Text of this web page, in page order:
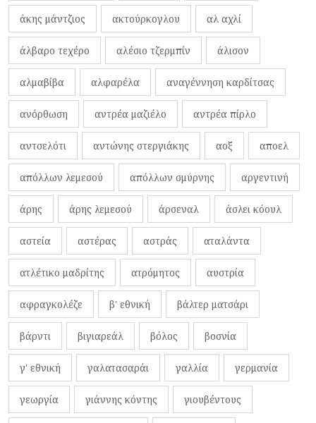
άκης μάντζιος ακτούρκογλου αλ αχλί
άλβαρο τεχέρο αλέσιο τζερμπίν άλισον
αλμαβίβα αλφαρέλα αναγέννηση καρδίτσας
ανόρθωση αντρέα μαζιέλο αντρέα πίρλο
αντσελότι αντώνης στεργιάκης αοξ αποελ
απόλλων λεμεσού απόλλων σμύρνης αργεντινή
άρης άρης λεμεσού άρσεναλ άσλει κόουλ
αστεία αστέρας αστράς αταλάντα
ατλέτικο μαδρίτης ατρόμητος αυστρία
αφραγκολέζε β' εθνική βάλτερ ματσάρι
βάρντι βιγιαρεάλ βόλος βοσνία
γ' εθνική γαλατασαράι γαλλία γερμανία
γεωργία γιάννης κόντης γιουβέντους